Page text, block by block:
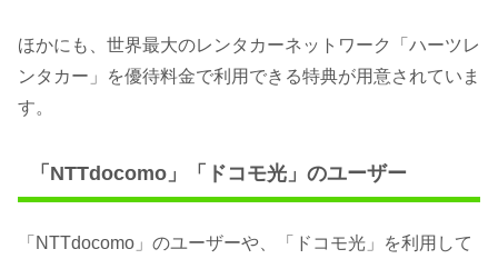
ほかにも、世界最大のレンタカーネットワーク「ハーツレ
ンタカー」を優待料金で利用できる特典が用意されていま
す。
「NTTdocomo」「ドコモ光」のユーザー
「NTTdocomo」のユーザーや、「ドコモ光」を利用して